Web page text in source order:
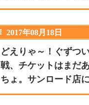
2017年08月18日
どえりゃ～！ぐずつ
戦、チケットはまだ
ちょ。サンロード店